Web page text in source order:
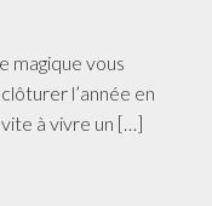
magique vous
l’année en
à vivre un […]